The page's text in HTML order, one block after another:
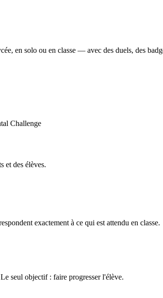
en solo ou en classe — avec des duels, des
et des élèves.
exactement à ce qui est attendu en classe.
seul objectif : faire progresser l'élève.